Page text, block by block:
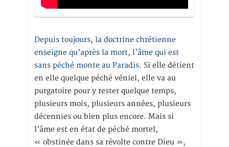
Depuis toujours, la doctrine chrétienne
enseigne qu’après la mort, l’âme qui est
sans péché monte au Paradis. Si elle détient
en elle quelque péché véniel, elle va au
purgatoire pour y rester quelque temps,
plusieurs mois, plusieurs années, plusieurs
décennies ou bien plus encore. Mais si
l’âme est en état de péché mortel,
« obstinée dans sa révolte contre Dieu »,